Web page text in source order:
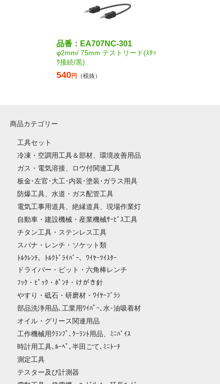
品番：EA707NC-301
φ2mm/ 75mm テストリード(ｽﾀｯ
ｸ接続/黒)
540円 （税抜）
商品カテゴリー
工具セット
冷凍・空調用工具＆部材、環境改善用品
ガス・電気溶接、ロウ付関連工具
板金･左官･大工･内装･塗装･ガラス用具
防爆工具、水道・ガス配管工具
電気工事用道具、絶縁道具、現場作業灯
自動車・建設機械・産業機械ｻｰﾋﾞｽ工具
チタン工具・ステンレス工具
スパナ・レンチ・ソケット類
ﾄﾙｸﾚﾝﾁ、ﾄﾙｸﾄﾞﾗｲﾊﾞｰ、ﾜｲﾔｰﾂｲｽﾀｰ
ドライバー・ビット・六角棒レンチ
ﾌｯｸ・ﾋﾟｯｸ・ﾎﾟﾝﾁ・けがき針
やすり・砥石・研磨材・ﾜｲﾔｰﾌﾞﾗｼ
部品洗浄用品､工業用ﾜｲﾊﾟｰ､水･油吸着材
オイル・グリース関連用品
工作機械用ｸﾗﾝﾌﾟ､ｸｰﾗﾝﾄ用品、ﾐﾆﾊﾞｲｽ
時計用工具､ﾙｰﾍﾟ､半田ごて､ﾐﾆﾄｰﾁ
測定工具
テスター及び計測器